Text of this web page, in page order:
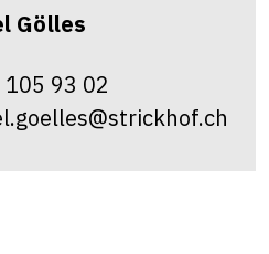
Gölles
93 02